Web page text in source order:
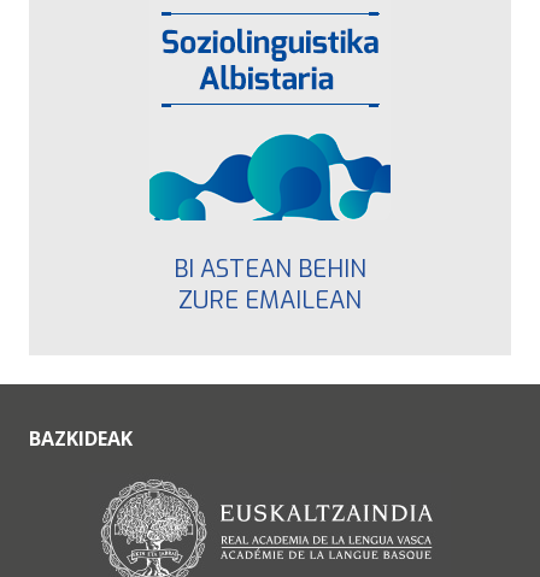
BI ASTEAN BEHIN
ZURE EMAILEAN
BAZKIDEAK